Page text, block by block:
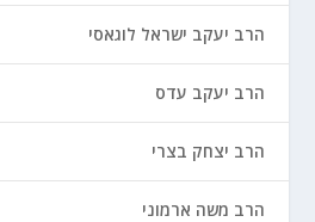
הרב יעקב ישראל לוגאסי
הרב יעקב עדס
הרב יצחק בצרי
הרב משה ארמוני